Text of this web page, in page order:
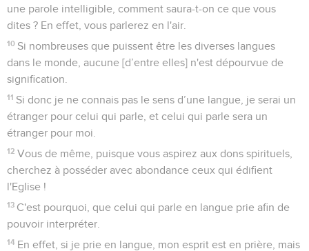
une parole intelligible, comment saura-t-on ce que vous
dites ? En effet, vous parlerez en l'air.
10 Si nombreuses que puissent être les diverses langues
dans le monde, aucune [d’entre elles] n'est dépourvue de
signification.
11 Si donc je ne connais pas le sens d’une langue, je serai un
étranger pour celui qui parle, et celui qui parle sera un
étranger pour moi.
12 Vous de même, puisque vous aspirez aux dons spirituels,
cherchez à posséder avec abondance ceux qui édifient
l'Eglise !
13 C'est pourquoi, que celui qui parle en langue prie afin de
pouvoir interpréter.
14 En effet, si je prie en langue, mon esprit est en prière, mais